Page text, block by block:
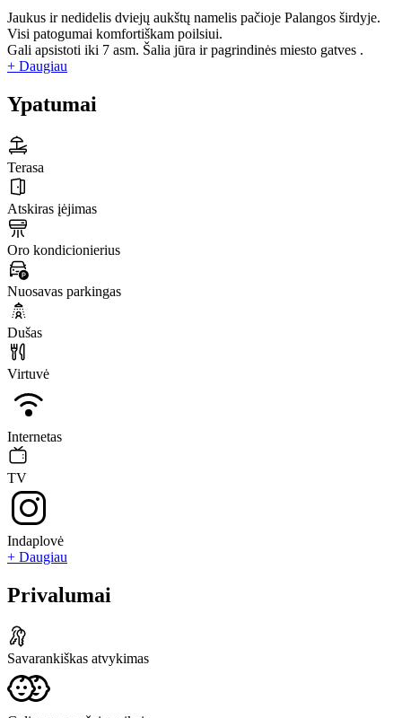
Jaukus ir nedidelis dviejų aukštų namelis pačioje Palangos širdyje.
Visi patogumai komfortiškam poilsiui.
Gali apsistoti iki 7 asm. Šalia jūra ir pagrindinės miesto gatves .
+ Daugiau
Ypatumai
Terasa
Atskiras įėjimas
Oro kondicionierius
Nuosavas parkingas
Dušas
Virtuvė
Internetas
TV
Indaplovė
+ Daugiau
Privalumai
Savarankiškas atvykimas